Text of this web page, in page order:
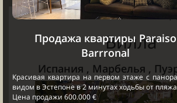
Sale Marbella → Недвижимость→ Новые Виллы на
Вилла
Испания , Марбелья ,
Продажа квартиры Paraiso
Barrronal
Красивая квартира на первом этаже с
видом в Эстепоне в 2 минутах ходьбы от пляжа
Цена продажи 600.000 €